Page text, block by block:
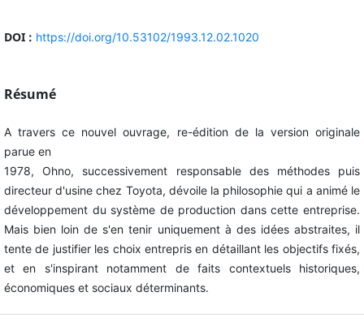
DOI : https://doi.org/10.53102/1993.12.02.1020
Résumé
A travers ce nouvel ouvrage, re-édition de la version originale
parue en
1978, Ohno, successivement responsable des méthodes puis
directeur d'usine chez Toyota, dévoile la philosophie qui a animé le
développement du système de production dans cette entreprise.
Mais bien loin de s'en tenir uniquement à des idées abstraites, il
tente de justifier les choix entrepris en détaillant les objectifs fixés,
et en s'inspirant notamment de faits contextuels historiques,
économiques et sociaux déterminants.